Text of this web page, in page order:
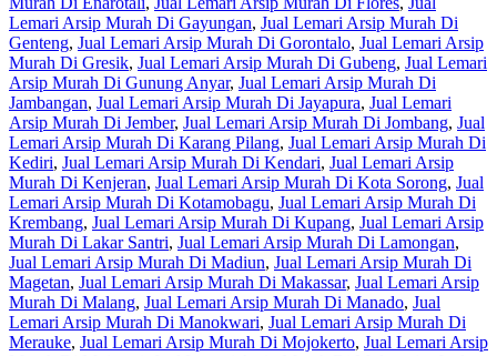
Lemari Arsip Murah Di Gayungan, Jual Lemari Arsip Murah Di
Genteng, Jual Lemari Arsip Murah Di Gorontalo, Jual Lemari Arsip
Murah Di Gresik, Jual Lemari Arsip Murah Di Gubeng, Jual Lemari
Arsip Murah Di Gunung Anyar, Jual Lemari Arsip Murah Di
Jambangan, Jual Lemari Arsip Murah Di Jayapura, Jual Lemari
Arsip Murah Di Jember, Jual Lemari Arsip Murah Di Jombang, Jual
Lemari Arsip Murah Di Karang Pilang, Jual Lemari Arsip Murah Di
Kediri, Jual Lemari Arsip Murah Di Kendari, Jual Lemari Arsip
Murah Di Kenjeran, Jual Lemari Arsip Murah Di Kota Sorong, Jual
Lemari Arsip Murah Di Kotamobagu, Jual Lemari Arsip Murah Di
Krembang, Jual Lemari Arsip Murah Di Kupang, Jual Lemari Arsip
Murah Di Lakar Santri, Jual Lemari Arsip Murah Di Lamongan,
Jual Lemari Arsip Murah Di Madiun, Jual Lemari Arsip Murah Di
Magetan, Jual Lemari Arsip Murah Di Makassar, Jual Lemari Arsip
Murah Di Malang, Jual Lemari Arsip Murah Di Manado, Jual
Lemari Arsip Murah Di Manokwari, Jual Lemari Arsip Murah Di
Merauke, Jual Lemari Arsip Murah Di Mojokerto, Jual Lemari Arsip